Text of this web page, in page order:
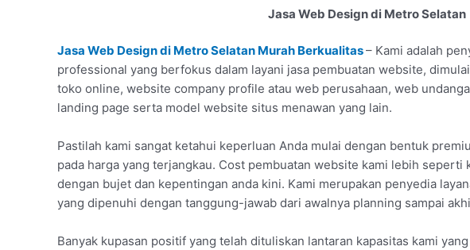
Jasa Web Design di Metro Selatan
Jasa Web Design di Metro Selatan Murah Berkualitas– Kami adalah
professional yang berfokus dalam layani jasa pembuatan website,
toko online, website company profile atau web perusahaan, web
landing page serta model website situs menawan yang lain.
Pastilah kami sangat ketahui keperluan Anda mulai dengan bentuk
pada harga yang terjangkau. Cost pembuatan website kami lebih seperti
dengan bujet dan kepentingan anda kini. Kami merupakan penyedia
yang dipenuhi dengan tanggung-jawab dari awalnya planning sampai
Banyak kupasan positif yang telah dituliskan lantaran kapasitas kami